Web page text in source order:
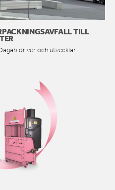
TILL
driver och utvecklar